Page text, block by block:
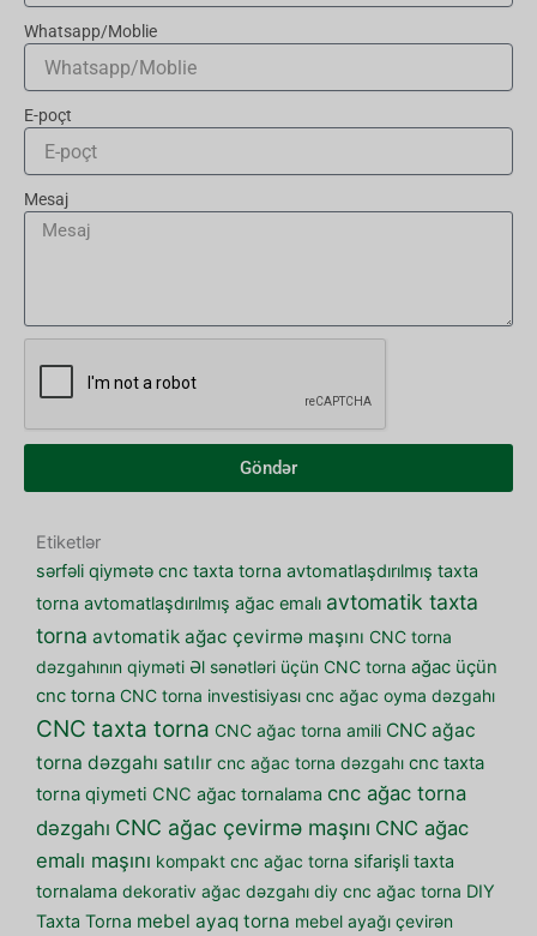
Whatsapp/Moblie
E-poçt
Mesaj
Göndər
Etiketlər
sərfəli qiymətə cnc taxta torna avtomatlaşdırılmış taxta
torna avtomatlaşdırılmış ağac emalı avtomatik taxta
torna avtomatik ağac çevirmə maşını CNC torna
dəzgahının qiyməti Əl sənətləri üçün CNC torna ağac üçün
cnc torna CNC torna investisiyası cnc ağac oyma dəzgahı
CNC taxta torna CNC ağac torna amili CNC ağac
torna dəzgahı satılır cnc ağac torna dəzgahı cnc taxta
torna qiymeti CNC ağac tornalama cnc ağac torna
dəzgahı CNC ağac çevirmə maşını CNC ağac
emalı maşını kompakt cnc ağac torna sifarişli taxta
tornalama dekorativ ağac dəzgahı diy cnc ağac torna DIY
Taxta Torna mebel ayaq torna mebel ayağı çevirən